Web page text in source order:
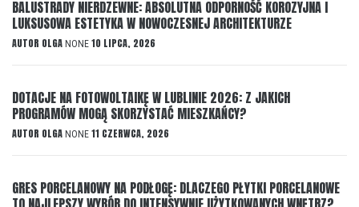
BALUSTRADY NIERDZEWNE: ABSOLUTNA ODPORNOŚĆ KOROZYJNA I
LUKSUSOWA ESTETYKA W NOWOCZESNEJ ARCHITEKTURZE
AUTOR OLGA NONE 10 LIPCA, 2026
DOTACJE NA FOTOWOLTAIKĘ W LUBLINIE 2026: Z JAKICH
PROGRAMÓW MOGĄ SKORZYSTAĆ MIESZKAŃCY?
AUTOR OLGA NONE 11 CZERWCA, 2026
GRES PORCELANOWY NA PODŁOGĘ: DLACZEGO PŁYTKI PORCELANOWE